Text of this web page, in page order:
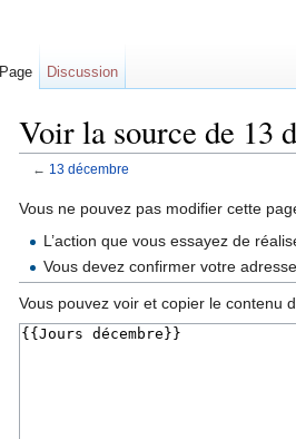
Voir la source de 13
← 13 décembre
Vous ne pouvez pas modifier cette
L’action que vous essayez de
Vous devez confirmer votre
Vous pouvez voir et copier le contenu
Page Discussion